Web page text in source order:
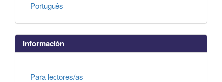
Português
Información
Para lectores/as